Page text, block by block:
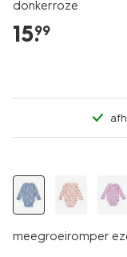
donkerroze
15.
99
afhalen
meegroeiromper